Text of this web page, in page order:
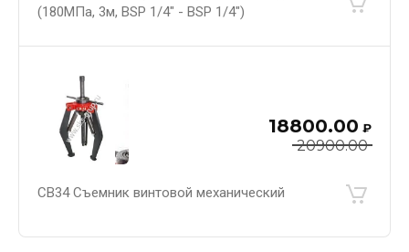
(180МПа, 3м, BSP 1/4" - BSP 1/4")
20900.00
18800.00 ₽
СВ34 Съемник винтовой механический